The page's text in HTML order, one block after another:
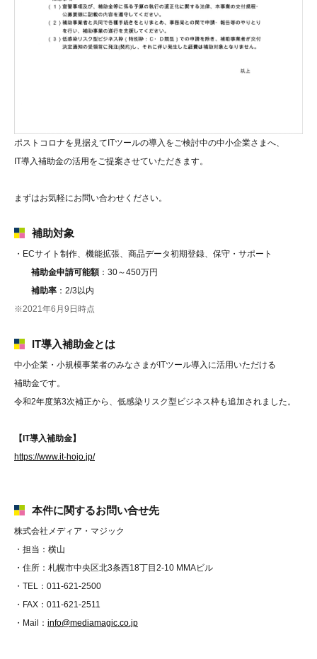
ポストコロナを見据えてITツールの導入をご検討中の中小企業さまへ、
IT導入補助金の活用をご提案させていただきます。
まずはお気軽にお問い合わせください。
補助対象
・ECサイト制作、機能拡張、商品データ初期登録、保守・サポート
補助金申請可能額 ：30～450万円
補助率 ：2/3以内
※2021年6月9日時点
IT導入補助金とは
中小企業・小規模事業者のみなさまがITツール導入に活用いただける
補助金です。
令和2年度第3次補正から、低感染リスク型ビジネス枠も追加されました。
【IT導入補助金】
https://www.it-hojo.jp/
本件に関するお問い合せ先
株式会社メディア・マジック
・担当：横山
・住所：札幌市中央区北3条西18丁目2-10 MMAビル
・TEL：011-621-2500
・FAX：011-621-2511
・Mail： info@mediamagic.co.jp